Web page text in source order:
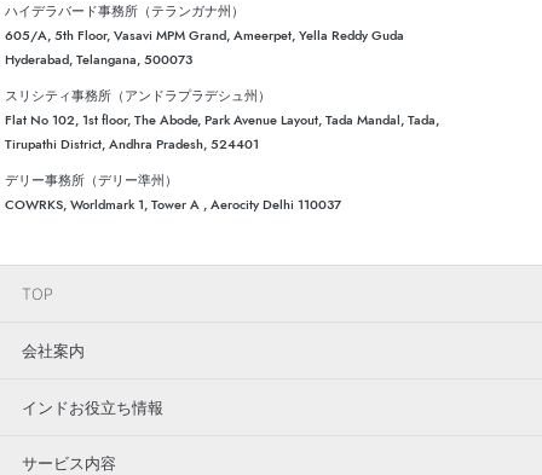
ハイデラバード事務所（テランガナ州）
605/A, 5th Floor, Vasavi MPM Grand, Ameerpet, Yella Reddy Guda
Hyderabad, Telangana, 500073
スリシティ事務所（アンドラプラデシュ州）
Flat No 102, 1st floor, The Abode, Park Avenue Layout, Tada Mandal, Tada,
Tirupathi District, Andhra Pradesh, 524401
デリー事務所（デリー準州）
COWRKS, Worldmark 1, Tower A , Aerocity Delhi 110037
TOP
会社案内
インドお役立ち情報
サービス内容